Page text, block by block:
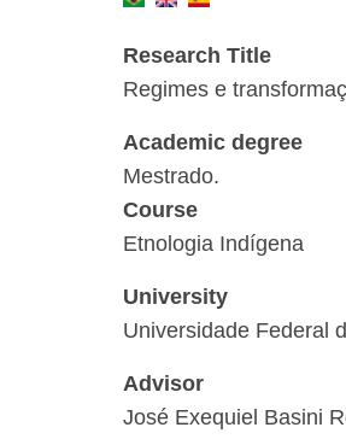
Research Title
Regimes e
Academic degree
Mestrado.
Course
Etnologia Indígena
University
Universidade Federal
Advisor
José Exequiel Basini